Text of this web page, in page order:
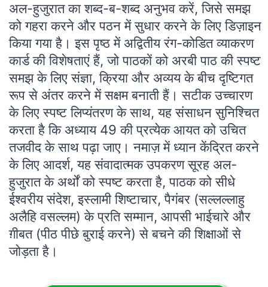
अल-हुजुरात का शब्द-ब-शब्द अनुभव करें, जिसे समझ
को गहरा करने और पठन में सुधार करने के लिए डिज़ाइन
किया गया है। इस पृष्ठ में अद्वितीय रंग-कोडित व्याकरण
कार्ड की विशेषताएं हैं, जो पाठकों को अरबी पाठ की स्पष्ट
समझ के लिए संज्ञा, क्रिया और अव्यय के बीच दृष्टिगत
रूप से अंतर करने में सक्षम बनाती हैं। सटीक उच्चारण
के लिए स्पष्ट लिप्यंतरण के साथ, यह संसाधन सुनिश्चित
करता है कि अध्याय 49 की प्रत्येक आयत को उचित
तजवीद के साथ पढ़ा जाए। नमाज़ में ध्यान केंद्रित करने
के लिए आदर्श, यह संवादात्मक उपकरण सूरह अल-
हुजुरात के अर्थों को स्पष्ट करता है, पाठक को सीधे
ईश्वरीय संदेश, इस्लामी शिष्टाचार, पैगंबर (सल्लल्लाहु
अलैहि वसल्लम) के प्रति सम्मान, आपसी भाईचारे और
ग़ीबत (पीठ पीछे बुराई करने) से बचने की शिक्षाओं से
जोड़ता है।